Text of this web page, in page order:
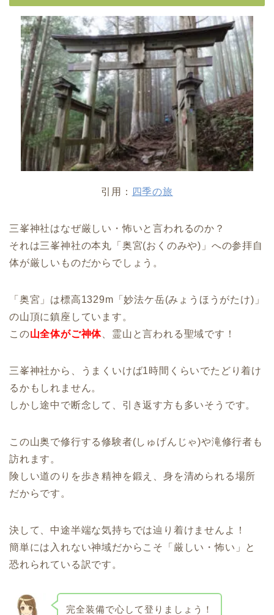
引用： 四季の旅
三峯神社はなぜ厳しい・怖いと言われるのか？
それは三峯神社の本丸「奥宮(おくのみや)」への参拝自
体が厳しいものだからでしょう。
「奥宮」は標高1329m「妙法ケ岳(みょうほうがたけ)」
の山頂に鎮座しています。
この山全体がご神体 、霊山と言われる聖域です！
三峯神社から、うまくいけば1時間くらいでたどり着け
るかもしれません。
しかし途中で断念して、引き返す方も多いそうです。
この山奥で修行する修験者(しゅげんじゃ)や滝修行者も
訪れます。
険しい道のりを歩き精神を鍛え、身を清められる場所
だからです。
決して、中途半端な気持ちでは辿り着けませんよ！
簡単には入れない神域だからこそ「厳しい・怖い」と
恐れられている訳です。
完全装備で心して登りましょう！